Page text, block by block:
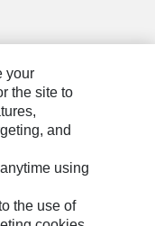
your
the site to
and
using
the use of